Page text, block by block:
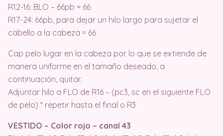
R12-16: BLO – 66pb = 66
R17-24: 66pb, para dejar un hilo largo para sujetar el
cabello a la cabeza = 66
Cap pelo lugar en la cabeza por lo que se extiende de
manera uniforme en el tamaño deseado, a
continuación, quitar.
Adjuntar hilo a FLO de R16 – (pc3, sc en el siguiente FLO
de pelo) * repetir hasta el final o R3
VESTIDO – Color rojo – canal 43